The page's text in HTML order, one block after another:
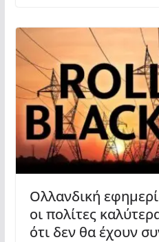
Ολλανδική
οι πολίτες
ότι δεν θα έχουν